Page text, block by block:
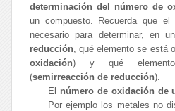
determinación del número de
un compuesto. Recuerda que el
necesario para determinar, en
reducción, qué elemento se está
oxidación) y qué
(semirreacción de reducción).
El número de oxidación de
Por ejemplo los metales no